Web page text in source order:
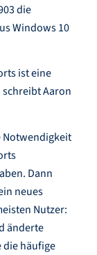
die
Windows 10
ist eine
Aaron
Notwendigkeit
Dann
neues
Nutzer:
änderte
die häufige